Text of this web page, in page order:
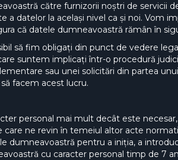
către furnizorii noștri de servicii
a datelor la același nivel ca și noi. Vom
că datele dumneavoastră rămân în
să fim obligați din punct de vedere
suntem implicați într-o procedură
sau unei solicitări din partea
facem acest lucru.
personal mai mult decât este
ne revin în temeiul altor acte
dumneavoastră pentru a iniția, a
cu caracter personal timp de 7